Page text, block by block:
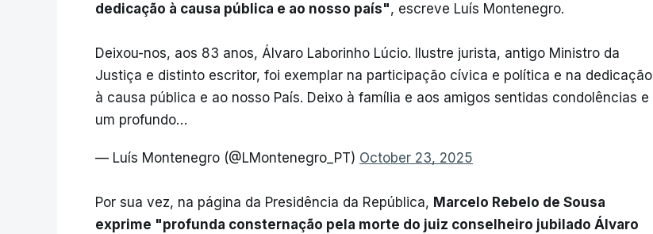
dedicação à causa pública e ao nosso país", escreve Luís Montenegro.
Deixou-nos, aos 83 anos, Álvaro Laborinho Lúcio. Ilustre jurista, antigo Ministro da
Justiça e distinto escritor, foi exemplar na participação cívica e política e na dedicação
à causa pública e ao nosso País. Deixo à família e aos amigos sentidas condolências e
um profundo…
— Luís Montenegro (@LMontenegro_PT) October 23, 2025
Por sua vez, na página da Presidência da República, Marcelo Rebelo de Sousa
exprime "profunda consternação pela morte do juiz conselheiro jubilado Álvaro